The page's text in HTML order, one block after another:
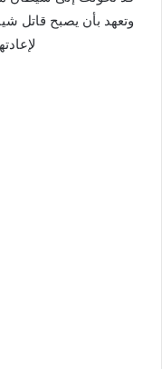
وتعهد بأن يصبح قاتل